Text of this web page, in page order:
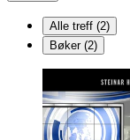
Alle treff (2)
Bøker (2)